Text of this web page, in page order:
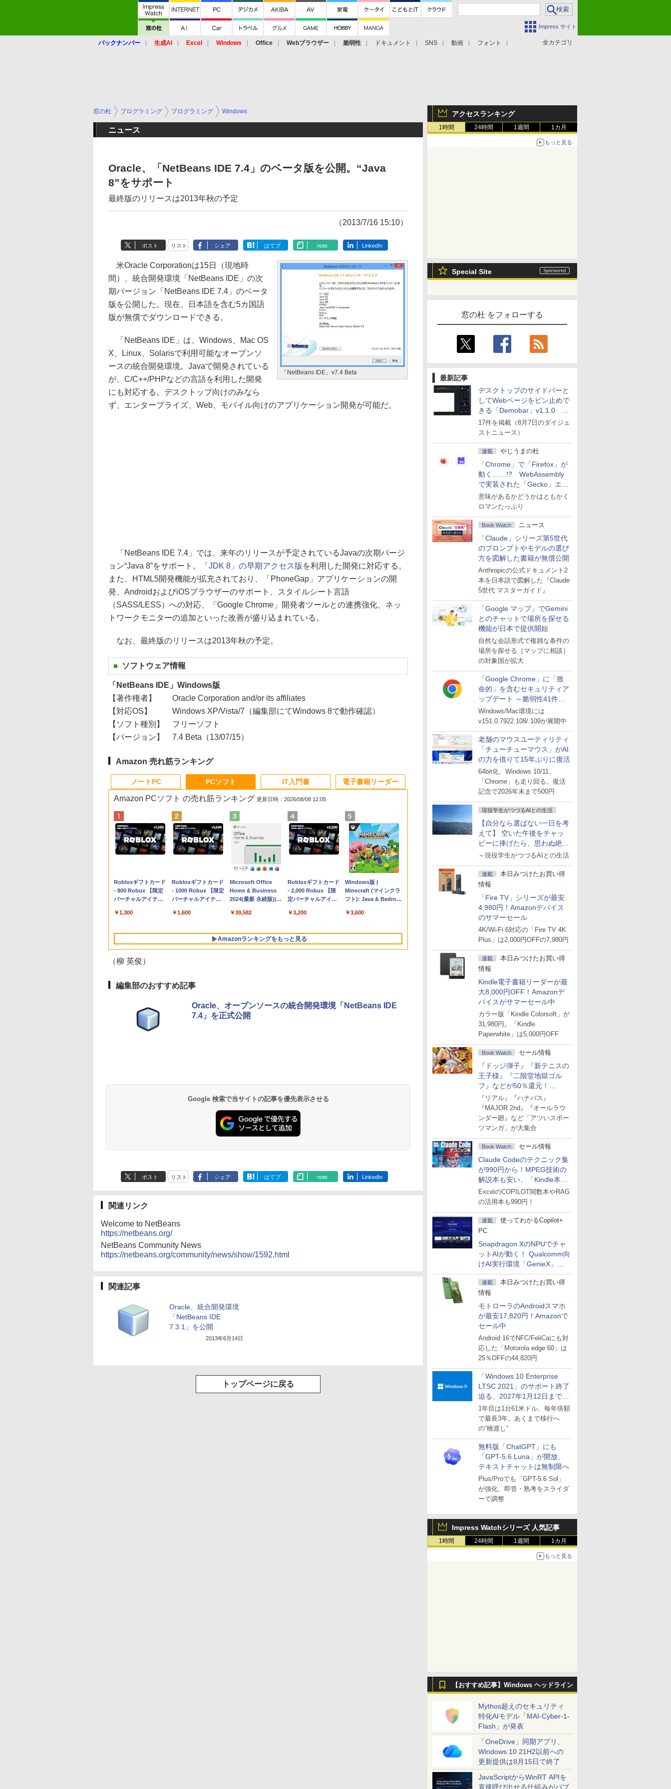
Impress サイト
全カテゴリ
バックナンバー 生成AI Excel Windows Office Webブラウザー 脆弱性 ドキュメント SNS 動画 フォント
アクセスランキング
1時間 24時間 1週間 1カ月
もっと見る
Special Site
窓の杜 をフォローする
最新記事
デスクトップのサイドバーと
してWebページをピン止めで
きる「Demobar」v1.1.0 ほ
か
17件を掲載（8月7日のダイジェ
ストニュース）
連載 やじうまの杜
「Chrome」で「Firefox」が
動く……!? WebAssembly
で実装された「Gecko」エン
ジン
意味があるかどうかはともかく
ロマンたっぷり
Book Watch ニュース
「Claude」シリーズ第5世代
のプロンプトやモデルの選び
方を図解した書籍が無償公開
Anthropicの公式ドキュメント2
本を日本語で図解した『Claude
5世代 マスターガイド』
「Google マップ」でGemini
とのチャットで場所を探せる
機能が日本で提供開始
自然な会話形式で複雑な条件の
場所を探せる［マップに相談］
の対象国が拡大
「Google Chrome」に「致
命的」を含むセキュリティア
ップデート ～脆弱性41件に
対処
Windows/Mac環境には
v151.0.7922.108/.109が展開中
老舗のマウスユーティリティ
「チューチューマウス」がAI
の力を借りて15年ぶりに復活
64bit化、Windows 10/11、
「Chrome」も走り回る。復活
記念で2026年末まで500円
現役学生がつづるAIとの生活
【自分なら選ばない一日を考
えて】 空いた午後をチャッ
ピーに捧げたら、思わぬ絶景
に出会った話
～現役学生がつづるAIとの生活
連載
本日みつけたお買い得
情報
「Fire TV」シリーズが最安
4,980円！Amazonデバイス
のサマーセール
4K/Wi-Fi 6対応の「Fire TV 4K
Plus」は2,000円OFFの7,980円
連載
本日みつけたお買い得
情報
Kindle電子書籍リーダーが最
大8,000円OFF！Amazonデ
バイスがサマーセール中
カラー版「Kindle Colorsoft」が
31,980円。「Kindle
Paperwhite」は5,000円OFF
Book Watch セール情報
『ドッジ弾子』『新テニスの
王子様』『二階堂地獄ゴル
フ』などが50％還元！
Amazonマンガ週末セール
『リアル』『ハナバス』
『MAJOR 2nd』『オールラウ
ンダー廻』など「アツいスポー
ツマンガ」が大集合
Book Watch セール情報
Claude Codeのテクニック集
が990円から！MPEG技術の
解説本も安い、「Kindle本サ
マーセール」第2弾開始！
ExcelのCOPILOT関数本やRAG
の活用本も990円！
連載
使ってわかるCopilot+
PC
Snapdragon XのNPUでチャ
ットAIが動く！ Qualcomm向
けAI実行環境「GenieX」を
試してみた
連載
本日みつけたお買い得
情報
モトローラのAndroidスマホ
が最安17,820円！Amazonで
セール中
Android 16でNFC/FeliCaにも対
応した「Motorola edge 60」は
25％OFFの44,820円
「Windows 10 Enterprise
LTSC 2021」のサポート終了
迫る、2027年1月12日まで
～ESUは9月1日から販売
1年目は1台61米ドル、毎年倍額
で最長3年。あくまで移行へ
の“橋渡し”
無料版「ChatGPT」にも
「GPT-5.6 Luna」が開放、
テキストチャットは無制限へ
Plus/Proでも「GPT-5.6 Sol」
が強化、即答・熟考をスライダ
ーで調整
Impress Watchシリーズ 人気記事
1時間 24時間 1週間 1カ月
もっと見る
【おすすめ記事】Windows ヘッドライン
Mythos超えのセキュリティ
特化AIモデル「MAI-Cyber-1-
Flash」が発表
「OneDrive」同期アプリ、
Windows 10 21H2以前への
更新提供は8月15日で終了
JavaScriptからWinRT APIを
直接呼び出せる仕組みがパブ
窓の杜 プログラミング プログラミング Windows
ニュース
Oracle、「NetBeans IDE 7.4」のベータ版を公開。“Java
8”をサポート
最終版のリリースは2013年秋の予定
（2013/7/16 15:10）
ポスト リスト シェア はてブ note LinkedIn
「NetBeans IDE」v7.4 Beta
米Oracle Corporationは15日（現地時
間）、統合開発環境「NetBeans IDE」の次
期バージョン「NetBeans IDE 7.4」のベータ
版を公開した。現在、日本語を含む5カ国語
版が無償でダウンロードできる。
「NetBeans IDE」は、Windows、Mac OS
X、Linux、Solarisで利用可能なオープンソ
ースの統合開発環境。Javaで開発されている
が、C/C++/PHPなどの言語を利用した開発
にも対応する。デスクトップ向けのみなら
ず、エンタープライズ、Web、モバイル向けのアプリケーション開発が可能だ。
「NetBeans IDE 7.4」では、来年のリリースが予定されているJavaの次期バージ
ョン“Java 8”をサポート。
「JDK 8」の早期アクセス版 を利用した開発に対応する。
また、HTML5開発機能が拡充されており、「PhoneGap」アプリケーションの開
発、AndroidおよびiOSブラウザーのサポート、スタイルシート言語
（SASS/LESS）への対応、「Google Chrome」開発者ツールとの連携強化、ネッ
トワークモニターの追加といった改善が盛り込まれている。
なお、最終版のリリースは2013年秋の予定。
ソフトウェア情報
「NetBeans IDE」Windows版
【著作権者】
Oracle Corporation and/or its affiliates
【対応OS】
Windows XP/Vista/7（編集部にてWindows 8で動作確認）
【ソフト種別】
フリーソフト
【バージョン】
7.4 Beta（13/07/15）
Amazon 売れ筋ランキング
ノートPC
Apple 2026
MacBook Neo A18
Proチップ搭載13イ
AIとApple
設計、Liquid Retina
ユニファイドメモ
リ、256GB SSDスト
レージ、1080p
- インディゴ
￥119,800
tomtoc 360°保護
15.6 16インチ パソコ
ンケース Dell NEC
dynabook Lenovo
￥2,952
Apple 2026
MacBook Air M5チ
ップ搭載13インチノ
Apple Intelligence、
Retinaディスプレ
イ、16GBユニファイ
ドメモリ、1TB SSD
￥261,414
【Amazon.co.jp限
定】 HP ノートパソ
コン 15-fd 15.6イン
512GB SSD インテ
￥129,800
FMV ノートパソコン
WE1-K3 (MS 365
Personal/Copilotキー
型/Core i5/16GB/SSD
FMVWK3E15W_AZ
￥139,880
PCソフト
Amazon PCソフト の売れ筋ランキング 更新日時：2026/08/08 12:05
Robloxギフトカード
- 800 Robux 【限定
バーチャルアイテム
ンゲームコード】 ロ
インコード版
￥1,300
Robloxギフトカード
- 1000 Robux 【限定
バーチャルアイテム
ンゲームコード】 ロ
ンコード版
￥1,600
Microsoft Office
Home & Business
2024(最新 永続版)|オ
版|Windows11、
￥39,582
Robloxギフトカード
- 2,000 Robux 【限
定バーチャルアイテ
インゲームコード】
ラインコード版
￥3,200
Windows版 |
Minecraft (マインクラ
フト): Java & Bedrock
ード版
￥3,600
Amazonランキングをもっと見る
IT入門書
Labo)
もコンテンツ作成に
非エンジニアのため
のAIコーディング入
門シリーズ
レータ紹介
電子書籍リーダー
テリー、広告なし、
チディスプレイ電子
ック、16GB、広告な
調節ライト、12週間
告なし、メタリック
ブラック
ト、最大8週間持続バ
し、ブラック (2025
年発売)
明るさ自動調整、色調
（柳 英俊）
編集部のおすすめ記事
Oracle、オープンソースの統合開発環境「NetBeans IDE
7.4」を正式公開
Google 検索で当サイトの記事を優先表示させる
ポスト リスト シェア はてブ note LinkedIn
関連リンク
Welcome to NetBeans
https://netbeans.org/
NetBeans Community News
https://netbeans.org/community/news/show/1592.html
関連記事
Oracle、統合開発環境
「NetBeans IDE
7.3.1」を公開
2013年6月14日
トップページに戻る